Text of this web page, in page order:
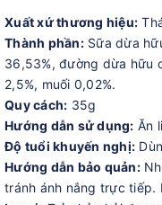
Xuất xứ thương hiệu:
Thành phần:Sữa dừa
36,53%, đường dừa hữu
2,5%, muối 0,02%.
Quy cách: 35g
Hướng dẫn sử dụng: Ăn
Độ tuổi khuyến nghị:
Hướng dẫn bảo quản:
tránh ánh nắng trực tiếp.